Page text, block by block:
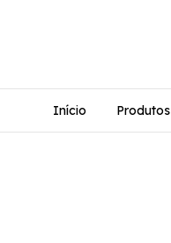
Início Produtos